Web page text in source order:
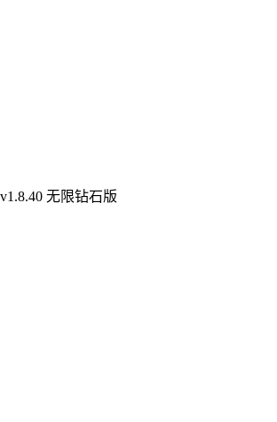
无限钻石版